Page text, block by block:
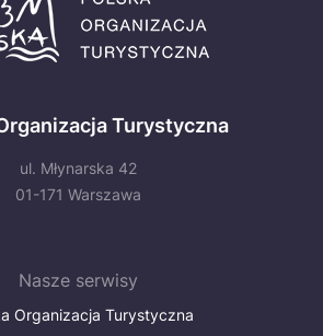
Turystyczna
ul. Młynarska 42
01-171 Warszawa
Nasze serwisy
Organizacja Turystyczna